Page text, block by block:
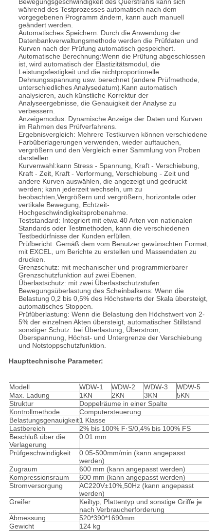
Bewegungsgeschwindigkeit des Querstrahls kann sich
während des Testprozesses automatisch nach dem
vorgegebenen Programm ändern, kann auch manuell
geändert werden.
Automatisches Speichern: Durch die Anwendung der
Datenbankverwaltungsmethode werden die Prüfdaten und
Kurven nach der Prüfung automatisch gespeichert.
Automatische Berechnung:Wenn die Prüfung abgeschlossen
ist, wird automatisch der Elastizitätsmodul, die
Leistungsfestigkeit und die nichtproportionelle
Dehnungsspannung usw. berechnet (andere Prüfmethode,
unterschiedliches Analysedatum).Kann automatisch
analysieren, auch künstliche Korrektur der
Analyseergebnisse, die Genauigkeit der Analyse zu
verbessern.
Anzeigemodus: Dynamische Anzeige der Daten und Kurven
im Rahmen des Prüfverfahrens.
Ergebnisvergleich: Mehrere Testkurven können verschiedene
Farbüberlagerungen verwenden, wieder auftauchen,
vergrößern und den Vergleich einer Sammlung von Proben
darstellen.
Kurvenwahl:kann Stress - Spannung, Kraft - Verschiebung,
Kraft - Zeit, Kraft - Verformung, Verschiebung - Zeit und
andere Kurven auswählen, die angezeigt und gedruckt
werden; kann jederzeit wechseln, um zu
beobachten,Vergrößern und vergrößern, horizontale oder
vertikale Bewegung, Echtzeit-
Hochgeschwindigkeitsprobenahme.
Teststandard: Integriert mit etwa 40 Arten von nationalen
Standards oder Testmethoden, kann die verschiedenen
Testbedürfnisse der Kunden erfüllen.
Prüfbericht: Gemäß dem vom Benutzer gewünschten Format,
mit EXCEL, um Berichte zu erstellen und Massendaten zu
drucken.
Grenzschutz: mit mechanischer und programmierbarer
Grenzschutzfunktion auf zwei Ebenen.
Überlastschutz: mit zwei Überlastschutzstufen.
Bewegungsüberlastung des Scheinbalkens: Wenn die
Belastung 0,2 bis 0,5% des Höchstwerts der Skala übersteigt,
automatisches Stoppen.
Prüfüberlastung: Wenn die Belastung den Höchstwert von 2-
5% der einzelnen Akten übersteigt, automatischer Stillstand
sonstiger Schutz: bei Überlastung, Überstrom,
Überspannung, Höchst- und Untergrenze der Verschiebung
und Notstoppschutzfunktion.
Haupttechnische Parameter:
Modell WDW-1 WDW-2 WDW-3
WDW-5
Max. Ladung
1KN 2KN 3KN
5KN
Struktur
Doppelräume in einer Spalte
Kontrollmethode
Computersteuerung
Belastungsgenauigkeit1 Klasse
Lastbereich
2% bis 100% F·S/0,4% bis 100% FS
Beschluß über die
Verlagerung
0.01 mm
Prüfgeschwindigkeit
0.05-500mm/min (kann angepasst
werden)
Zugraum
600 mm (kann angepasst werden)
Kompressionsraum
600 mm (kann angepasst werden)
Stromversorgung
AC220V±10%,50Hz (kann angepasst
werden)
Greifer
Keiltyp, Plattentyp und sonstige Griffe je
nach Verbraucherforderung
Abmessung
520*390*1690mm
Gewicht
124 kg